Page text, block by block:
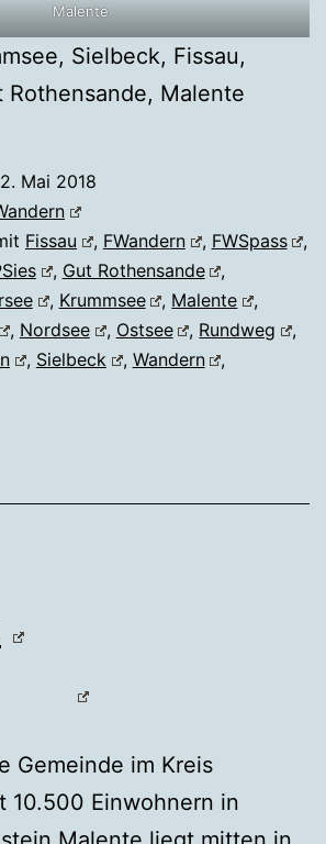
Malente
Sielbeck, Fissau,
Rothensande, Malente
2. Mai 2018
Fissau , FWandern , FWSpass
,
, Gut Rothensande
,
, Krummsee , Malente
,
, Nordsee , Ostsee , Rundweg
,
, Sielbeck , Wandern
,
Gemeinde im Kreis
10.500 Einwohnern in